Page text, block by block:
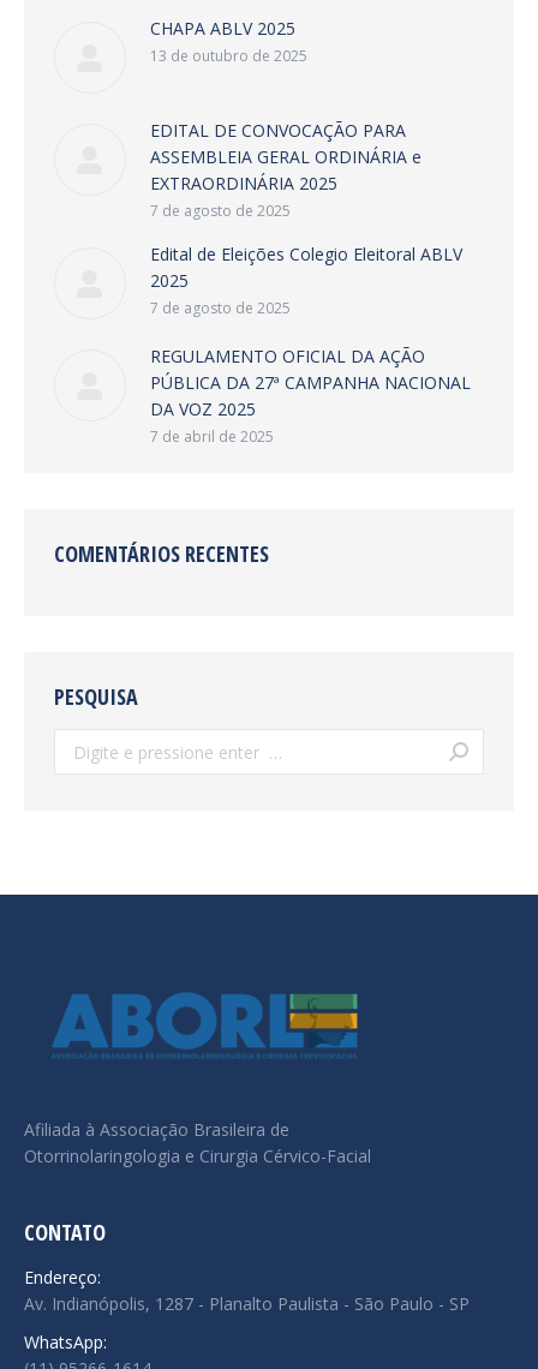
CHAPA ABLV 2025
13 de outubro de 2025
EDITAL DE CONVOCAÇÃO PARA
ASSEMBLEIA GERAL ORDINÁRIA e
EXTRAORDINÁRIA 2025
7 de agosto de 2025
Edital de Eleições Colegio Eleitoral ABLV
2025
7 de agosto de 2025
REGULAMENTO OFICIAL DA AÇÃO
PÚBLICA DA 27ª CAMPANHA NACIONAL
DA VOZ 2025
7 de abril de 2025
COMENTÁRIOS RECENTES
PESQUISA
Search:
Afiliada à Associação Brasileira de
Otorrinolaringologia e Cirurgia Cérvico-Facial
CONTATO
Endereço:
Av. Indianópolis, 1287 - Planalto Paulista - São Paulo - SP
WhatsApp: